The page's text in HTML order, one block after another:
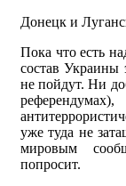
Донецк и
Пока что есть
состав Украины
не пойдут. Ни
уже туда не
мировым
попросит.